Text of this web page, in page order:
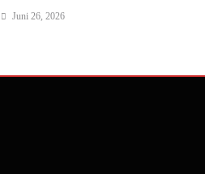
Juni 26, 2026